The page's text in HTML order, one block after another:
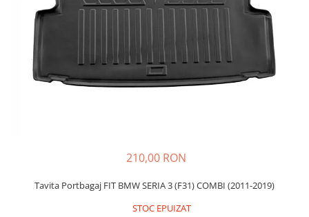
Alte Butoane/Comutatoare
Butoane Semnalizare
Schimbatoare Viteze
Accesorii Auto
Inchidere Centralizata
210,00 RON
Tavita Portbagaj FIT BMW SERIA 3 (F31) COMBI (2011-2019)
STOC EPUIZAT